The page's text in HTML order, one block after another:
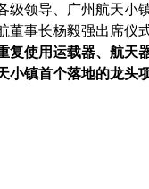
级领导、广州航天小
董事长杨毅强出席仪
复使用运载器、航天
小镇首个落地的龙头